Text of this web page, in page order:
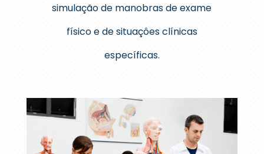
simulação de manobras de exame
físico e de situaçôes clínicas
específicas.